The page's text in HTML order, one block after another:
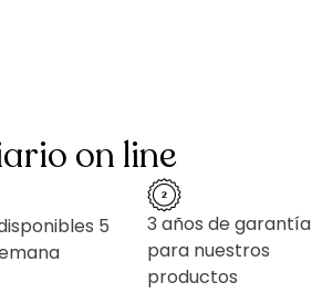
on line
5
3 años de garantía
para nuestros
productos